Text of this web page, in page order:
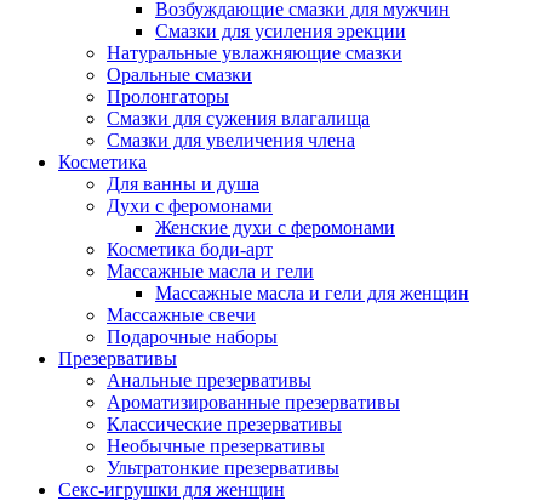
Возбуждающие смазки для мужчин
Смазки для усиления эрекции
Натуральные увлажняющие смазки
Оральные смазки
Пролонгаторы
Смазки для сужения влагалища
Смазки для увеличения члена
Косметика
Для ванны и душа
Духи с феромонами
Женские духи с феромонами
Косметика боди-арт
Массажные масла и гели
Массажные масла и гели для женщин
Массажные свечи
Подарочные наборы
Презервативы
Анальные презервативы
Ароматизированные презервативы
Классические презервативы
Необычные презервативы
Ультратонкие презервативы
Секс-игрушки для женщин